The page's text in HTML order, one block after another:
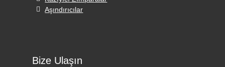
Aşındırıcılar
Bize Ulaşın